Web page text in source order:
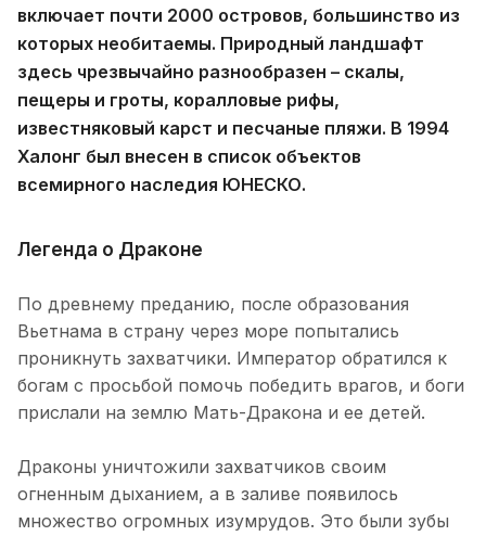
включает почти 2000 островов, большинство из
которых необитаемы. Природный ландшафт
здесь чрезвычайно разнообразен – скалы,
пещеры и гроты, коралловые рифы,
известняковый карст и песчаные пляжи. В 1994
Халонг был внесен в список объектов
всемирного наследия ЮНЕСКО.
Легенда о Драконе
По древнему преданию, после образования
Вьетнама в страну через море попытались
проникнуть захватчики. Император обратился к
богам с просьбой помочь победить врагов, и боги
прислали на землю Мать-Дракона и ее детей.
Драконы уничтожили захватчиков своим
огненным дыханием, а в заливе появилось
множество огромных изумрудов. Это были зубы